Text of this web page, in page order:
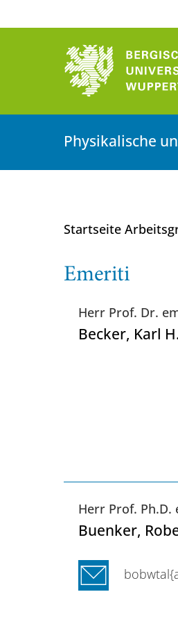
Physikalische
Startseite
Emeriti
Herr Prof. Dr.
Becker, Karl
Herr Prof. Ph.D.
Buenker,